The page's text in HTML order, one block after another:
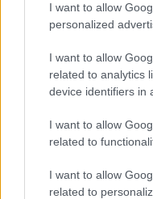
I want to allow
personalized
I want to allow
related to analytics
device identifiers in
I want to allow
related to
I want to allow
related to
LEGOLVASOTTABBAK
Számos népszerű
UI 9 frissítésből – itt a
iPhone 18 bemutató
Apple az új
észrevétlenül könnyíti